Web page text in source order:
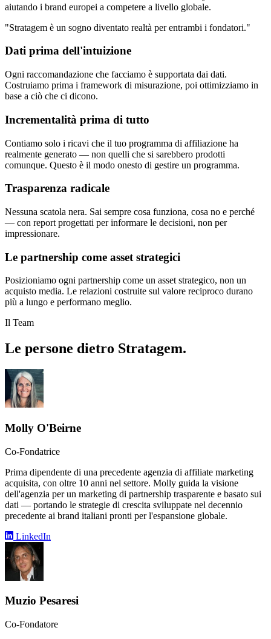
aiutando i brand europei a competere a livello globale.
"Stratagem è un sogno diventato realtà per entrambi i fondatori."
Dati prima dell'intuizione
Ogni raccomandazione che facciamo è supportata dai dati.
Costruiamo prima i framework di misurazione, poi ottimizziamo in
base a ciò che ci dicono.
Incrementalità prima di tutto
Contiamo solo i ricavi che il tuo programma di affiliazione ha
realmente generato — non quelli che si sarebbero prodotti
comunque. Questo è il modo onesto di gestire un programma.
Trasparenza radicale
Nessuna scatola nera. Sai sempre cosa funziona, cosa no e perché
— con report progettati per informare le decisioni, non per
impressionare.
Le partnership come asset strategici
Posizioniamo ogni partnership come un asset strategico, non un
acquisto media. Le relazioni costruite sul valore reciproco durano
più a lungo e performano meglio.
Il Team
Le persone dietro Stratagem.
Molly O'Beirne
Co-Fondatrice
Prima dipendente di una precedente agenzia di affiliate marketing
acquisita, con oltre 10 anni nel settore. Molly guida la visione
dell'agenzia per un marketing di partnership trasparente e basato sui
dati — portando le strategie di crescita sviluppate nel decennio
precedente ai brand italiani pronti per l'espansione globale.
LinkedIn
Muzio Pesaresi
Co-Fondatore